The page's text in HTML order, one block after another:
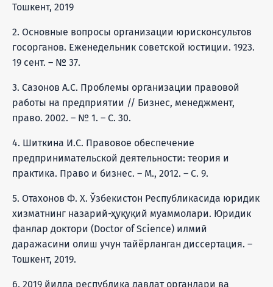
Тошкент, 2019
2. Основные вопросы организации юрисконсультов
госорганов. Еженедельник советской юстиции. 1923.
19 сент. – № 37.
3. Сазонов А.С. Проблемы организации правовой
работы на предприятии // Бизнес, менеджмент,
право. 2002. – № 1. – С. 30.
4. Шиткина И.С. Правовое обеспечение
предпринимательской деятельности: теория и
практика. Право и бизнес. – М., 2012. – С. 9.
5. Отахонов Ф. Х. Ўзбекистон Республикасида юридик
хизматнинг назарий-ҳуқуқий муаммолари. Юридик
фанлар доктори (Doctor of Science) илмий
даражасини олиш учун тайёрланган диссертация. –
Тошкент, 2019.
6. 2019 йилда республика давлат органлари ва